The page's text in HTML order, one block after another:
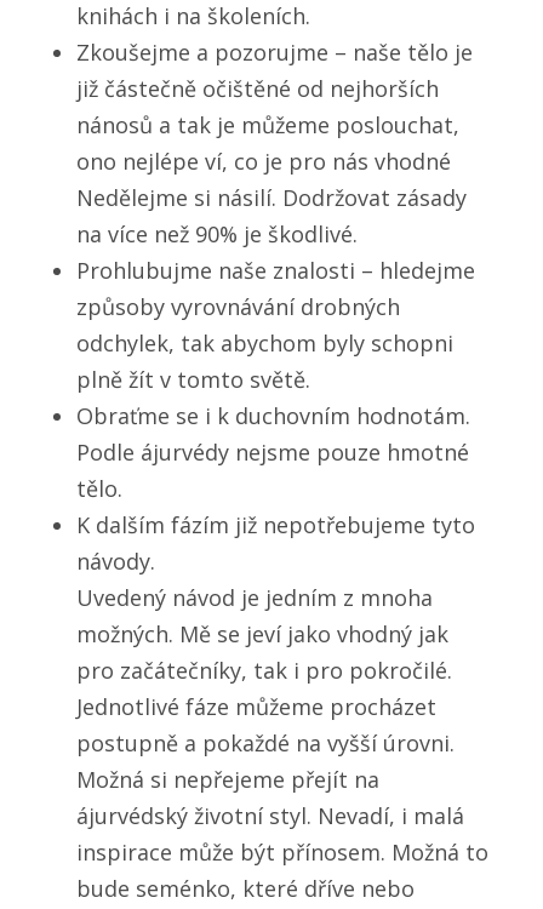
knihách i na školeních.
Zkoušejme a pozorujme – naše tělo je
již částečně očištěné od nejhorších
nánosů a tak je můžeme poslouchat,
ono nejlépe ví, co je pro nás vhodné
Nedělejme si násilí. Dodržovat zásady
na více než 90% je škodlivé.
Prohlubujme naše znalosti – hledejme
způsoby vyrovnávání drobných
odchylek, tak abychom byly schopni
plně žít v tomto světě.
Obraťme se i k duchovním hodnotám.
Podle ájurvédy nejsme pouze hmotné
tělo.
K dalším fázím již nepotřebujeme tyto
návody.
Uvedený návod je jedním z mnoha
možných. Mě se jeví jako vhodný jak
pro začátečníky, tak i pro pokročilé.
Jednotlivé fáze můžeme procházet
postupně a pokaždé na vyšší úrovni.
Možná si nepřejeme přejít na
ájurvédský životní styl. Nevadí, i malá
inspirace může být přínosem. Možná to
bude seménko, které dříve nebo